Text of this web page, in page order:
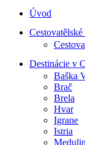
Úvod
Destinácie v
Baška
Brač
Brela
Hvar
Igrane
Istria
Medulin